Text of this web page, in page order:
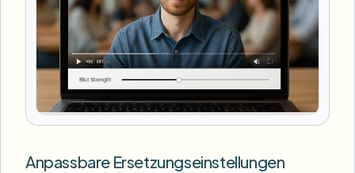
Anpassbare Ersetzungseinstellungen